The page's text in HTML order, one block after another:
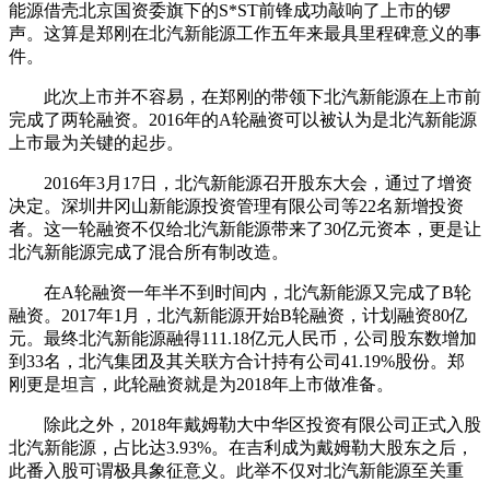
能源借壳北京国资委旗下的S*ST前锋成功敲响了上市的锣
声。这算是郑刚在北汽新能源工作五年来最具里程碑意义的事
件。
此次上市并不容易，在郑刚的带领下北汽新能源在上市前
完成了两轮融资。2016年的A轮融资可以被认为是北汽新能源
上市最为关键的起步。
2016年3月17日，北汽新能源召开股东大会，通过了增资
决定。深圳井冈山新能源投资管理有限公司等22名新增投资
者。这一轮融资不仅给北汽新能源带来了30亿元资本，更是让
北汽新能源完成了混合所有制改造。
在A轮融资一年半不到时间内，北汽新能源又完成了B轮
融资。2017年1月，北汽新能源开始B轮融资，计划融资80亿
元。最终北汽新能源融得111.18亿元人民币，公司股东数增加
到33名，北汽集团及其关联方合计持有公司41.19%股份。郑
刚更是坦言，此轮融资就是为2018年上市做准备。
除此之外，2018年戴姆勒大中华区投资有限公司正式入股
北汽新能源，占比达3.93%。在吉利成为戴姆勒大股东之后，
此番入股可谓极具象征意义。此举不仅对北汽新能源至关重